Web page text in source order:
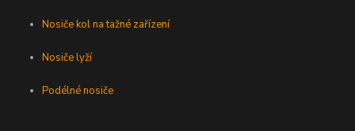
Nosiče kol na tažné zařízení
Nosiče lyží
Podélné nosiče